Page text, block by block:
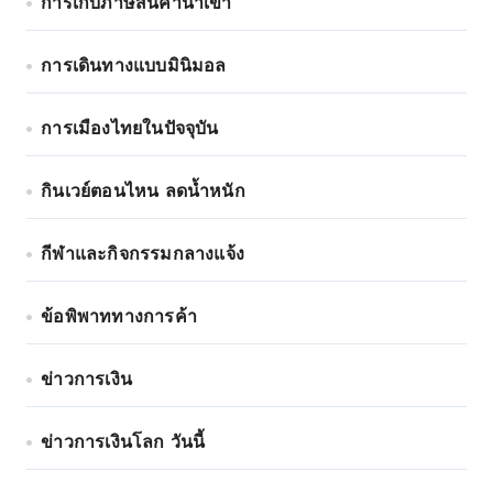
การเก็บภาษีสินค้านำเข้า
การเดินทางแบบมินิมอล
การเมืองไทยในปัจจุบัน
กินเวย์ตอนไหน ลดน้ำหนัก
กีฬาและกิจกรรมกลางแจ้ง
ข้อพิพาททางการค้า
ข่าวการเงิน
ข่าวการเงินโลก วันนี้